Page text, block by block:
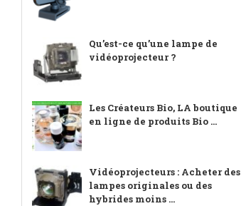
Qu’est-ce qu’une lampe de
vidéoprojecteur ?
Les Créateurs Bio, LA boutique
en ligne de produits Bio ...
Vidéoprojecteurs : Acheter des
lampes originales ou des
hybrides moins ...